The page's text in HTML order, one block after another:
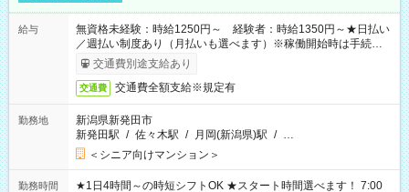
給与
無資格未経験：時給1250円～ 経験者：時給1350円～★日払い
／週払い制度あり（月払いも選べます）※稼働開始時は手続き完
了次第のお支払いとなります。
交通費別途支給あり
交通費 交通費全額支給※規定有
勤務地
新潟県新発田市
新発田駅 / 佐々木駅 / 月岡(新潟県)駅 / …
＜シニア向けマンション＞
勤務時間
★1日4時間～の時短シフトOK ★スタート時間選べます！ 7:00